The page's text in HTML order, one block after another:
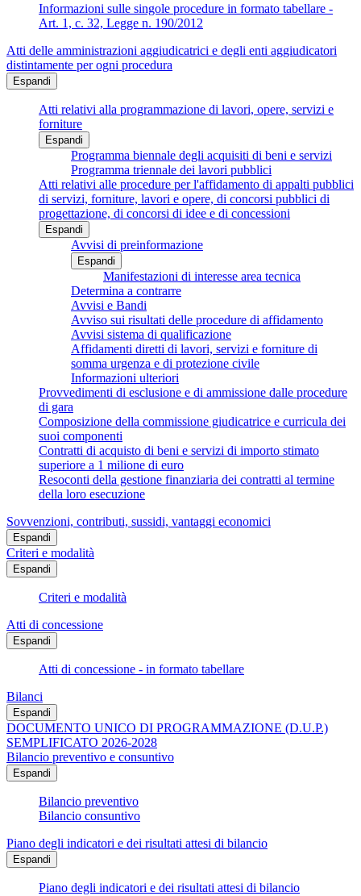
Informazioni sulle singole procedure in formato tabellare -
Art. 1, c. 32, Legge n. 190/2012
Atti delle amministrazioni aggiudicatrici e degli enti aggiudicatori
distintamente per ogni procedura
Espandi
Atti relativi alla programmazione di lavori, opere, servizi e
forniture
Espandi
Programma biennale degli acquisiti di beni e servizi
Programma triennale dei lavori pubblici
Atti relativi alle procedure per l'affidamento di appalti pubblici
di servizi, forniture, lavori e opere, di concorsi pubblici di
progettazione, di concorsi di idee e di concessioni
Espandi
Avvisi di preinformazione
Espandi
Manifestazioni di interesse area tecnica
Determina a contrarre
Avvisi e Bandi
Avviso sui risultati delle procedure di affidamento
Avvisi sistema di qualificazione
Affidamenti diretti di lavori, servizi e forniture di
somma urgenza e di protezione civile
Informazioni ulteriori
Provvedimenti di esclusione e di ammissione dalle procedure
di gara
Composizione della commissione giudicatrice e curricula dei
suoi componenti
Contratti di acquisto di beni e servizi di importo stimato
superiore a 1 milione di euro
Resoconti della gestione finanziaria dei contratti al termine
della loro esecuzione
Sovvenzioni, contributi, sussidi, vantaggi economici
Espandi
Criteri e modalità
Espandi
Criteri e modalità
Atti di concessione
Espandi
Atti di concessione - in formato tabellare
Bilanci
Espandi
DOCUMENTO UNICO DI PROGRAMMAZIONE (D.U.P.)
SEMPLIFICATO 2026-2028
Bilancio preventivo e consuntivo
Espandi
Bilancio preventivo
Bilancio consuntivo
Piano degli indicatori e dei risultati attesi di bilancio
Espandi
Piano degli indicatori e dei risultati attesi di bilancio